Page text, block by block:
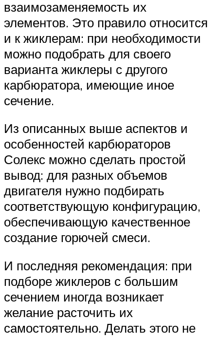
взаимозаменяемость их
элементов. Это правило относится
и к жиклерам: при необходимости
можно подобрать для своего
варианта жиклеры с другого
карбюратора, имеющие иное
сечение.
Из описанных выше аспектов и
особенностей карбюраторов
Солекс можно сделать простой
вывод: для разных объемов
двигателя нужно подбирать
соответствующую конфигурацию,
обеспечивающую качественное
создание горючей смеси.
И последняя рекомендация: при
подборе жиклеров с большим
сечением иногда возникает
желание расточить их
самостоятельно. Делать этого не